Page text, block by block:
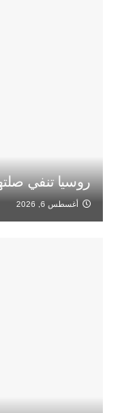
روسيا تنفي
أغسطس 6, 2026